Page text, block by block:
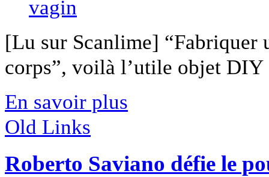
[Lu sur Scanlime] “Fabriquer
corps”, voilà l’utile objet
En savoir plus
Old Links
Roberto Saviano défie le